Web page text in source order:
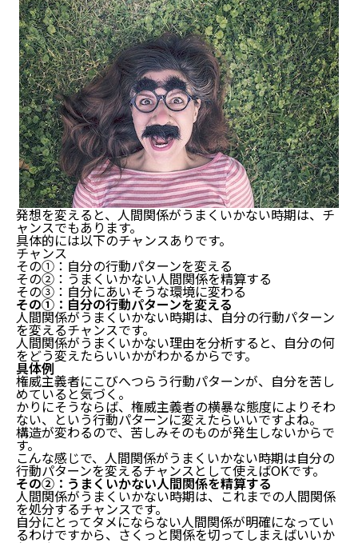
発想を変えると、人間関係がうまくいかない時期は、チ
ャンスでもあります。
具体的には以下のチャンスありです。
チャンス
その①：自分の行動パターンを変える
その②：うまくいかない人間関係を精算する
その③：自分にあいそうな環境に変わる
その①：自分の行動パターンを変える
人間関係がうまくいかない時期は、自分の行動パターン
を変えるチャンスです。
人間関係がうまくいかない理由を分析すると、自分の何
をどう変えたらいいかがわかるからです。
具体例
権威主義者にこびへつらう行動パターンが、自分を苦し
めていると気づく。
かりにそうならば、権威主義者の横暴な態度によりそわ
ない、という行動パターンに変えたらいいですよね。
構造が変わるので、苦しみそのものが発生しないからで
す。
こんな感じで、人間関係がうまくいかない時期は自分の
行動パターンを変えるチャンスとして使えばOKです。
その②：うまくいかない人間関係を精算する
人間関係がうまくいかない時期は、これまでの人間関係
を処分するチャンスです。
自分にとってタメにならない人間関係が明確になってい
るわけですから、さくっと関係を切ってしまえばいいか